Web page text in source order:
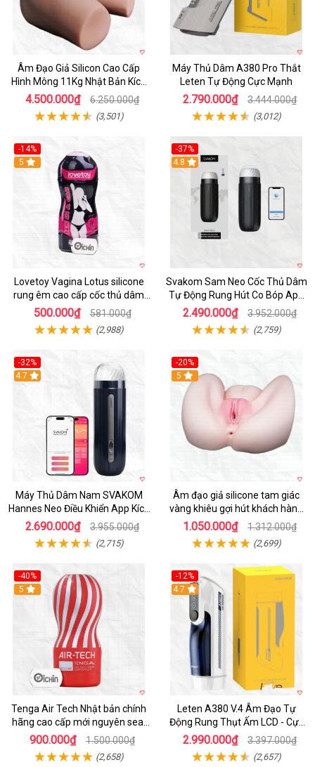
Âm Đạo Giả Silicon Cao Cấp
Hình Mông 11Kg Nhật Bản Kích
Thước Như Thật
4.500.000₫ 6.250.000₫
(3,501)
Máy Thủ Dâm A380 Pro Thắt
Leten Tự Động Cực Mạnh
2.790.000₫ 3.444.000₫
(3,012)
-14%
Hot
5
Lovetoy Vagina Lotus silicone
rung êm cao cấp cốc thủ dâm
nam
500.000₫ 581.000₫
(2,988)
-37%
4.8
Svakom Sam Neo Cốc Thủ Dâm
Tự Động Rung Hút Co Bóp App
Điều Khiển
2.490.000₫ 3.952.000₫
(2,759)
-32%
Hot
4.7
Máy Thủ Dâm Nam SVAKOM
Hannes Neo Điều Khiển App Kích
Thích
2.690.000₫ 3.955.000₫
(2,715)
-20%
Hot
5
Âm đạo giả silicone tam giác
vàng khiêu gợi hút khách hàng
nam
1.050.000₫ 1.312.000₫
(2,699)
-40%
Hot
5
Tenga Air Tech Nhật bản chính
hãng cao cấp mới nguyên seal
giá tốt
900.000₫ 1.500.000₫
(2,658)
-12%
Hot
4.7
Leten A380 V.4 Âm Đạo Tự
Động Rung Thụt Ấm LCD - Cực
Phê
2.990.000₫ 3.397.000₫
(2,657)